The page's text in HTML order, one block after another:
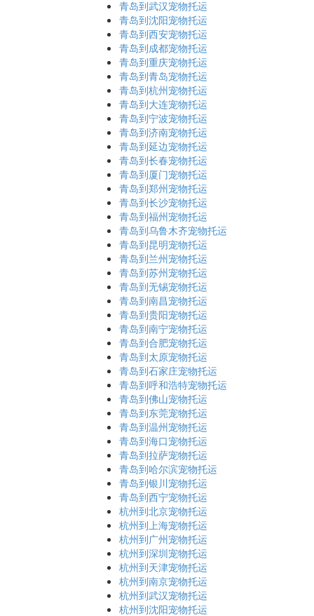
青岛到武汉宠物托运
青岛到沈阳宠物托运
青岛到西安宠物托运
青岛到成都宠物托运
青岛到重庆宠物托运
青岛到青岛宠物托运
青岛到杭州宠物托运
青岛到大连宠物托运
青岛到宁波宠物托运
青岛到济南宠物托运
青岛到延边宠物托运
青岛到长春宠物托运
青岛到厦门宠物托运
青岛到郑州宠物托运
青岛到长沙宠物托运
青岛到福州宠物托运
青岛到乌鲁木齐宠物托运
青岛到昆明宠物托运
青岛到兰州宠物托运
青岛到苏州宠物托运
青岛到无锡宠物托运
青岛到南昌宠物托运
青岛到贵阳宠物托运
青岛到南宁宠物托运
青岛到合肥宠物托运
青岛到太原宠物托运
青岛到石家庄宠物托运
青岛到呼和浩特宠物托运
青岛到佛山宠物托运
青岛到东莞宠物托运
青岛到温州宠物托运
青岛到海口宠物托运
青岛到拉萨宠物托运
青岛到哈尔滨宠物托运
青岛到银川宠物托运
青岛到西宁宠物托运
杭州到北京宠物托运
杭州到上海宠物托运
杭州到广州宠物托运
杭州到深圳宠物托运
杭州到天津宠物托运
杭州到南京宠物托运
杭州到武汉宠物托运
杭州到沈阳宠物托运